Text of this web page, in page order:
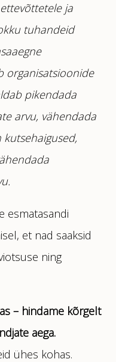
ja
tuhandeid
organisatsioonide
pikendada
arvu, vähendada
esmatasandi
et nad saaksid
ning
– hindame kõrgelt
aega.
ühes kohas.